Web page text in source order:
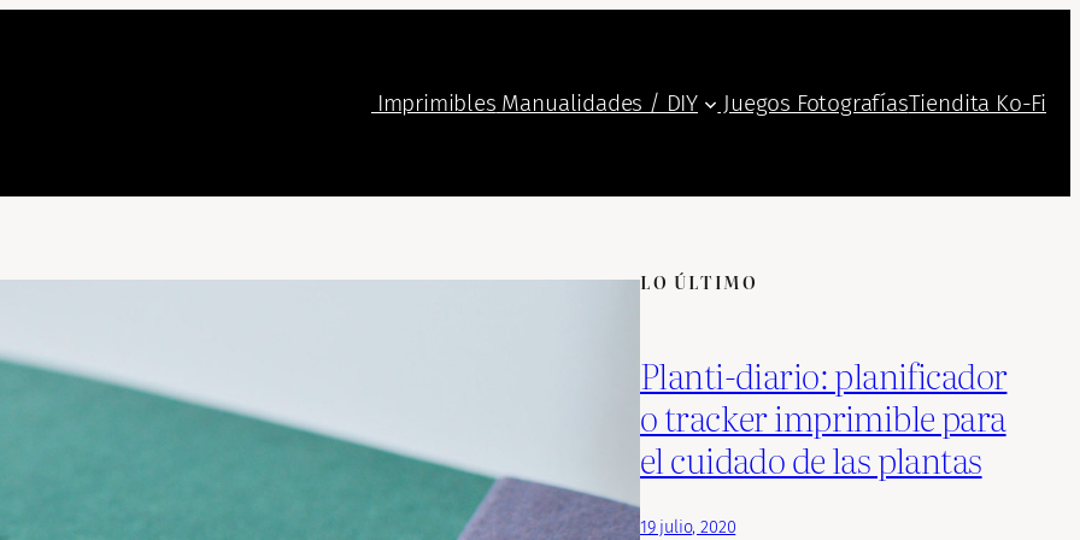
Imprimibles Manualidades / DIY Juegos FotografíasTiendita Ko-Fi
LO ÚLTIMO
Planti-diario: planificador
o tracker imprimible para
el cuidado de las plantas
19 julio, 2020